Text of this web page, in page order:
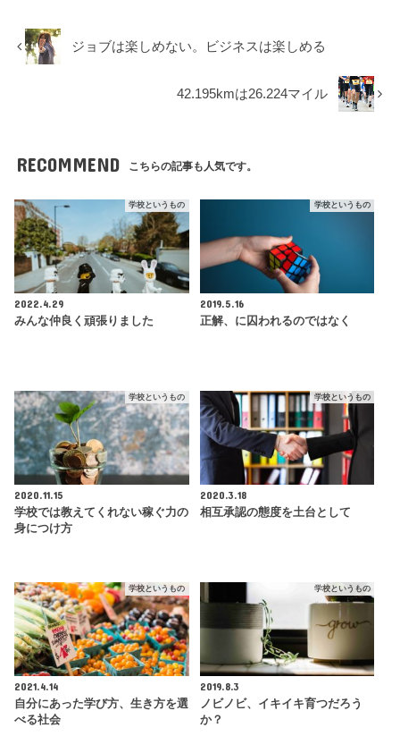
ジョブは楽しめない。ビジネスは楽しめる
42.195kmは26.224マイル
RECOMMEND こちらの記事も人気です。
学校というもの
2022.4.29
みんな仲良く頑張りました
学校というもの
2019.5.16
正解、に囚われるのではなく
学校というもの
2020.11.15
学校では教えてくれない稼ぐ力の
身につけ方
学校というもの
2020.3.18
相互承認の態度を土台として
学校というもの
2021.4.14
自分にあった学び方、生き方を選
べる社会
学校というもの
2019.8.3
ノビノビ、イキイキ育つだろう
か？